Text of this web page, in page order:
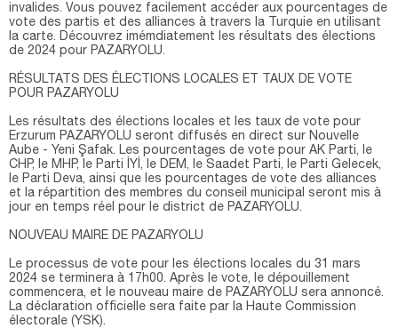
invalides. Vous pouvez facilement accéder aux pourcentages de
vote des partis et des alliances à travers la Turquie en utilisant
la carte. Découvrez imémdiatement les résultats des élections
de 2024 pour PAZARYOLU.
RÉSULTATS DES ÉLECTIONS LOCALES ET TAUX DE VOTE
POUR PAZARYOLU
Les résultats des élections locales et les taux de vote pour
Erzurum PAZARYOLU seront diffusés en direct sur Nouvelle
Aube - Yeni Şafak. Les pourcentages de vote pour AK Parti, le
CHP, le MHP, le Parti İYİ, le DEM, le Saadet Parti, le Parti Gelecek,
le Parti Deva, ainsi que les pourcentages de vote des alliances
et la répartition des membres du conseil municipal seront mis à
jour en temps réel pour le district de PAZARYOLU.
NOUVEAU MAIRE DE PAZARYOLU
Le processus de vote pour les élections locales du 31 mars
2024 se terminera à 17h00. Après le vote, le dépouillement
commencera, et le nouveau maire de PAZARYOLU sera annoncé.
La déclaration officielle sera faite par la Haute Commission
électorale (YSK).